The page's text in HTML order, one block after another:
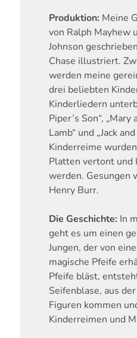
Produktion: Meine
von Ralph Mayhew
Johnson
Chase illustriert.
werden meine
drei beliebten
Kinderliedern
Piper’s Son“,
Lamb“ und „Jack
Kinderreime
Platten vertont und
werden. Gesungen
Henry Burr.
Die Geschichte: In
geht es um einen
Jungen, der von
magische Pfeife
Pfeife bläst,
Seifenblase, aus
Figuren kommen
Kinderreimen und